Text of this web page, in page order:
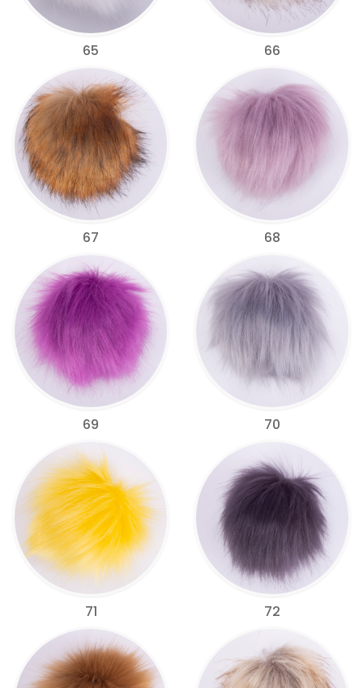
65 66
67 68
69 70
71 72